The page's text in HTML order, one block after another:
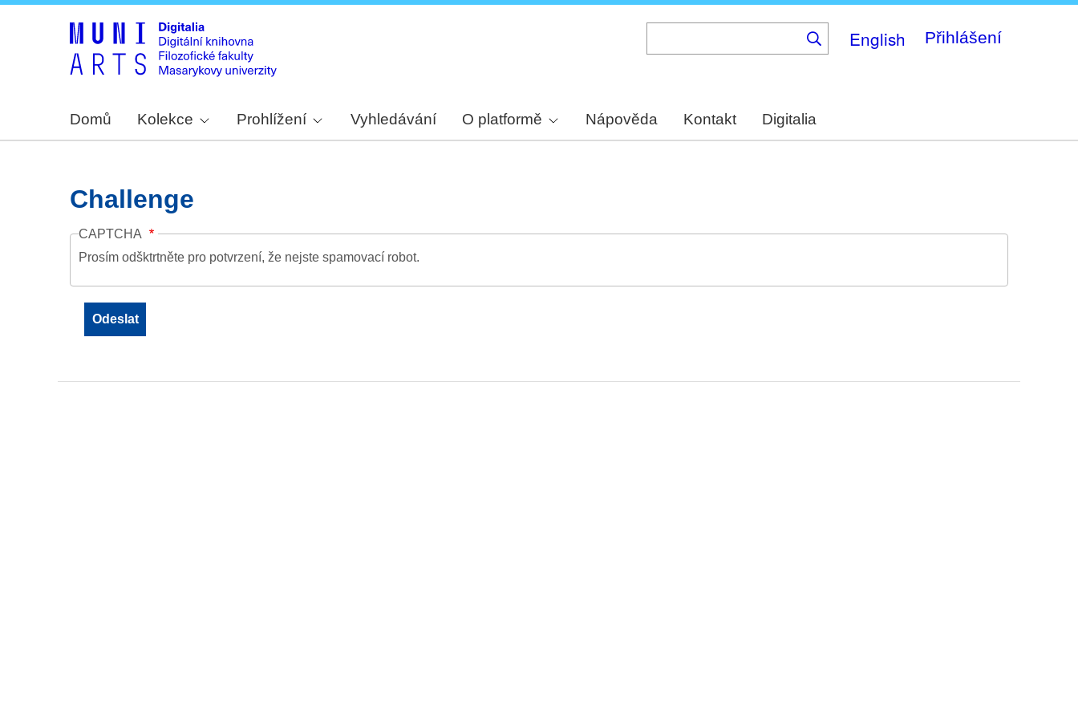
English Přihlášení
Domů Kolekce Prohlížení Vyhledávání O platformě Nápověda Kontakt Digitalia
Challenge
CAPTCHA
Prosím odšktrtněte pro potvrzení, že nejste spamovací robot.